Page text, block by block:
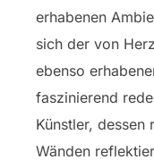
erhabenen
sich der von
ebenso
faszinierend
Künstler, dessen
Wänden